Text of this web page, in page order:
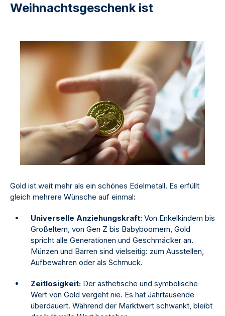
Weihnachtsgeschenk ist
Gold ist weit mehr als ein schönes Edelmetall. Es erfüllt
gleich mehrere Wünsche auf einmal:
Universelle Anziehungskraft: Von Enkelkindern bis
Großeltern, von Gen Z bis Babyboomern, Gold
spricht alle Generationen und Geschmäcker an.
Münzen und Barren sind vielseitig: zum Ausstellen,
Aufbewahren oder als Schmuck.
Zeitlosigkeit: Der ästhetische und symbolische
Wert von Gold vergeht nie. Es hat Jahrtausende
überdauert. Während der Marktwert schwankt, bleibt